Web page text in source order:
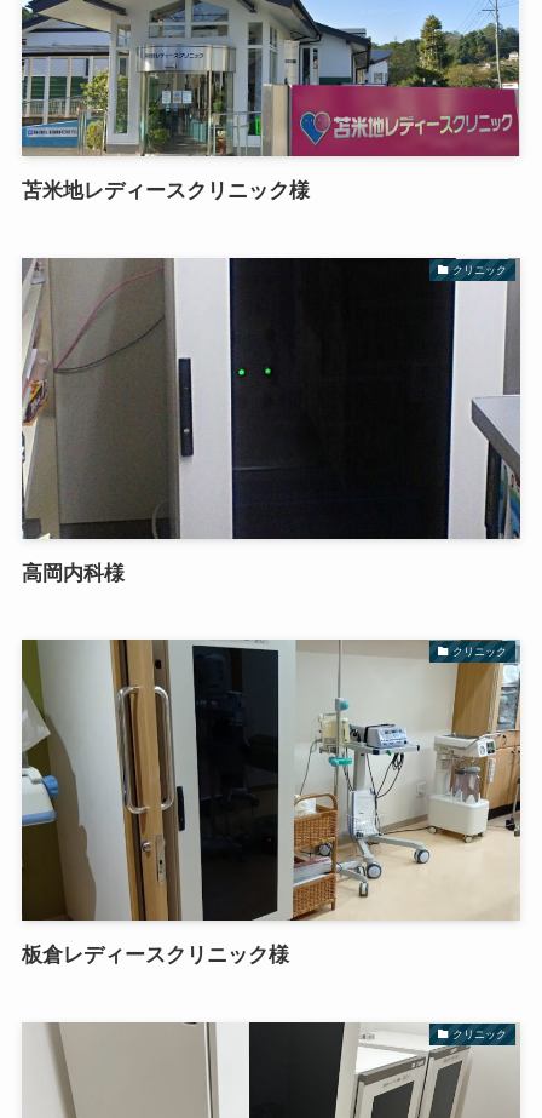
苫米地レディースクリニック様
クリニック
高岡内科様
クリニック
板倉レディースクリニック様
クリニック